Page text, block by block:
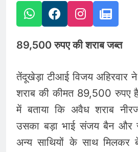
89,500 रुपए की शराब जब्त
तेंदूखेड़ा टीआई विजय अहिरवार
शराब की कीमत 89,500 रुपए
में बताया कि अवैध शराब
उसका बड़ा भाई संजय बैन और
अन्य साथियों के साथ मिलकर